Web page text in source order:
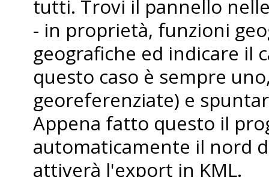
tutti. Trovi il pannello
- in proprietà, funzioni
geografiche ed indicare il
questo caso è sempre
georeferenziate) e
Appena fatto questo il
automaticamente il nord
attiverà l'export in KML.